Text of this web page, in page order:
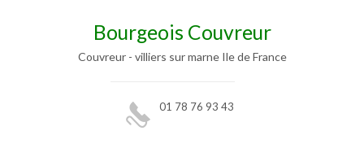
Bourgeois Couvreur
Couvreur - villiers sur marne Ile de France
01 78 76 93 43